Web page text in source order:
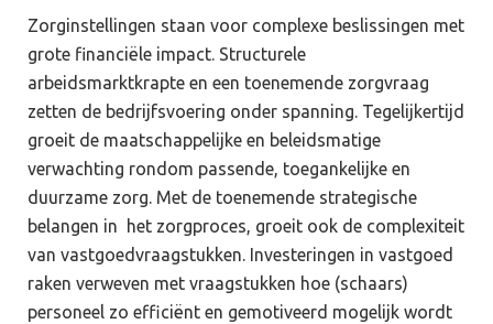
Zorginstellingen staan voor complexe beslissingen met
grote financiële impact. Structurele
arbeidsmarktkrapte en een toenemende zorgvraag
zetten de bedrijfsvoering onder spanning. Tegelijkertijd
groeit de maatschappelijke en beleidsmatige
verwachting rondom passende, toegankelijke en
duurzame zorg. Met de toenemende strategische
belangen in het zorgproces, groeit ook de complexiteit
van vastgoedvraagstukken. Investeringen in vastgoed
raken verweven met vraagstukken hoe (schaars)
personeel zo efficiënt en gemotiveerd mogelijk wordt